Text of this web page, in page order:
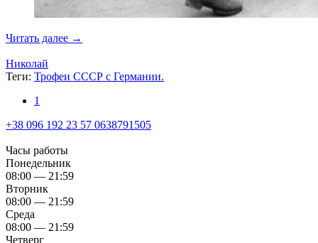
Читать далее →
Николай
Теги: Трофеи СССР с Германии.
1
+38 096 192 23 57 0638791505
Часы работы
Понедельник
08:00 — 21:59
Вторник
08:00 — 21:59
Среда
08:00 — 21:59
Четверг